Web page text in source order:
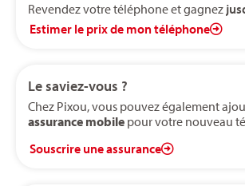
Revendez votre téléphone et gagnez
Estimer le prix de mon téléphone
Le saviez-vous ?
Chez Pixou, vous pouvez également
assurance mobile pour votre nouveau
Souscrire une assurance